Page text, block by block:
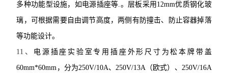
多种功能型设施，如电源插座等.。层板采用 12mm优质钢化玻
璃，可根据需要自由调节高度，两侧有防撞击、防止容器掉落
等功能设计。
11 、 电源插座 实验室专用插座外形尺寸为松本牌带盖
60mm*60mm ，分为250V/10A、250V/13A （欧式）、 250V/16A